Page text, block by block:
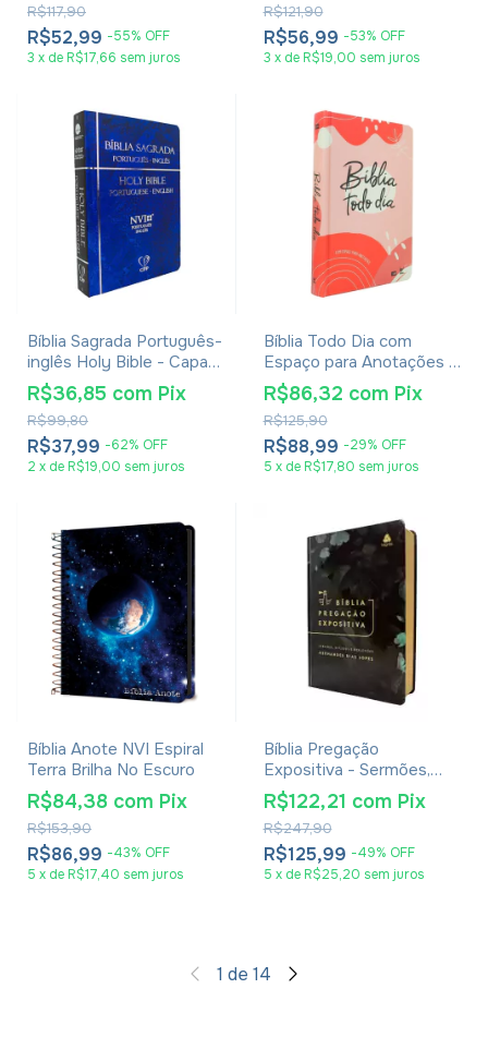
R$52,99 -55% OFF
R$117,90
3 x de R$17,66 sem juros
R$56,99 -53% OFF
R$121,90
3 x de R$19,00 sem juros
Bíblia Sagrada Português-
inglês Holy Bible - Capa
Azul
R$37,99 -62% OFF
R$99,80
R$36,85 com Pix
2 x de R$19,00 sem juros
Bíblia Todo Dia com
Espaço para Anotações -
Capa Dura Aquarela - AM
R$88,99 -29% OFF
R$125,90
R$86,32 com Pix
5 x de R$17,80 sem juros
Bíblia Anote NVI Espiral
Terra Brilha No Escuro
R$86,99 -43% OFF
R$153,90
R$84,38 com Pix
5 x de R$17,40 sem juros
Bíblia Pregação
Expositiva - Sermões,
Estudos e Reflexões -
Hernandes Dias Lopes -
RA Capa Dura Harmonia
R$125,99 -49% OFF
R$247,90
R$122,21 com Pix
5 x de R$25,20 sem juros
1 de 14